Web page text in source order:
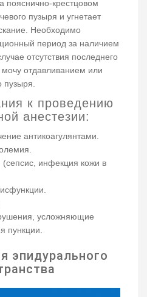
пояснично-крестцовом
пузыря и угнетает
Необходимо
период за наличием
отсутствия последнего
отдавливанием или
пузыря.
к проведению
анестезии:
антикоагулянтами.
инфекция кожи в
усложняющие
пункции.
эпидурального